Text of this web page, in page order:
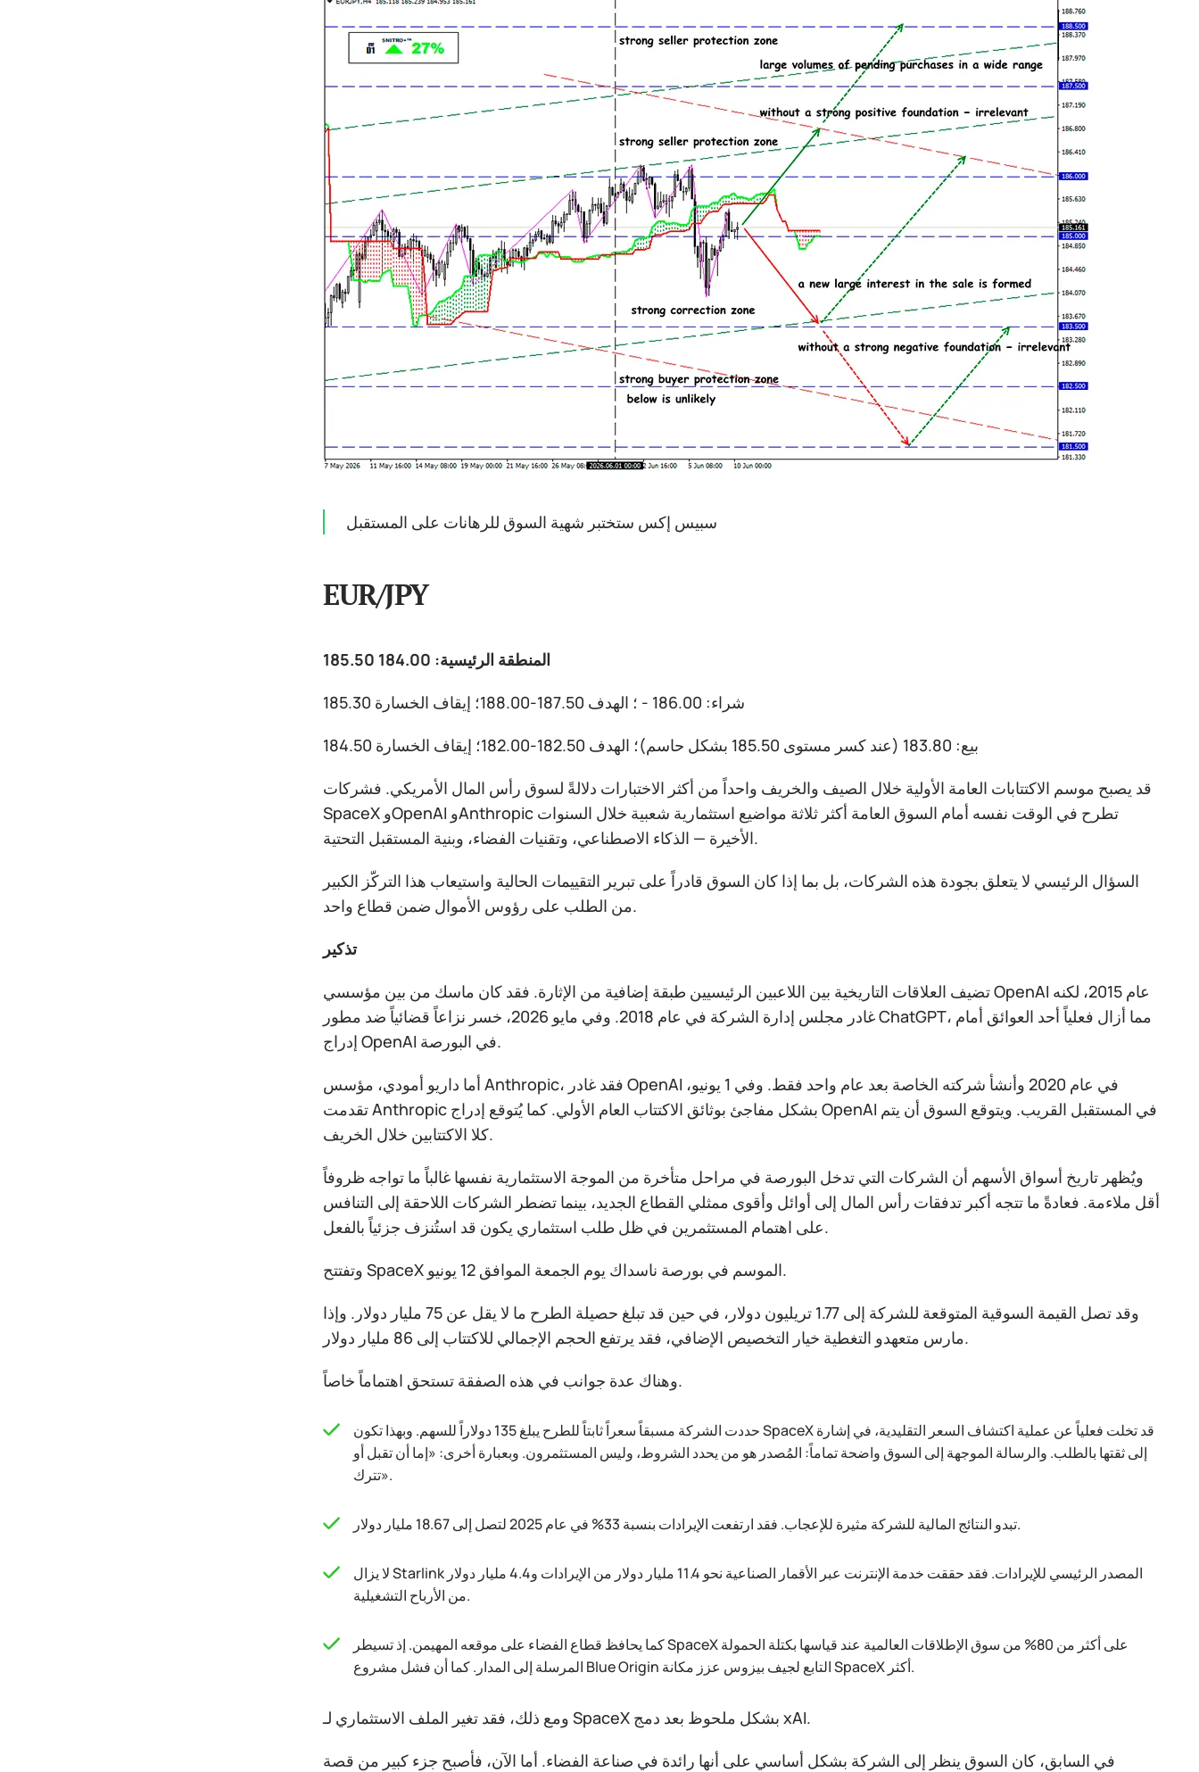
سبيس إكس ستختبر شهية السوق للرهانات على المستقبل
EUR/JPY
المنطقة الرئيسية: 184.00 185.50
شراء: 186.00 - ؛ الهدف 187.50-188.00؛ إيقاف الخسارة 185.30
بيع: 183.80 (عند كسر مستوى 185.50 بشكل حاسم)؛ الهدف 182.50-182.00؛ إيقاف الخسارة 184.50
قد يصبح موسم الاكتتابات العامة الأولية خلال الصيف والخريف واحداً من أكثر الاختبارات دلالةً لسوق رأس المال الأمريكي. فشركات
SpaceX وOpenAI وAnthropic تطرح في الوقت نفسه أمام السوق العامة أكثر ثلاثة مواضيع استثمارية شعبية خلال السنوات
الأخيرة — الذكاء الاصطناعي، وتقنيات الفضاء، وبنية المستقبل التحتية.
السؤال الرئيسي لا يتعلق بجودة هذه الشركات، بل بما إذا كان السوق قادراً على تبرير التقييمات الحالية واستيعاب هذا التركّز الكبير
من الطلب على رؤوس الأموال ضمن قطاع واحد.
تذكير
تضيف العلاقات التاريخية بين اللاعبين الرئيسيين طبقة إضافية من الإثارة. فقد كان ماسك من بين مؤسسي OpenAI عام 2015، لكنه
غادر مجلس إدارة الشركة في عام 2018. وفي مايو 2026، خسر نزاعاً قضائياً ضد مطور ChatGPT، مما أزال فعلياً أحد العوائق أمام
إدراج OpenAI في البورصة.
أما داريو أمودي، مؤسس Anthropic، فقد غادر OpenAI في عام 2020 وأنشأ شركته الخاصة بعد عام واحد فقط. وفي 1 يونيو،
تقدمت Anthropic بشكل مفاجئ بوثائق الاكتتاب العام الأولي. كما يُتوقع إدراج OpenAI في المستقبل القريب. ويتوقع السوق أن يتم
كلا الاكتتابين خلال الخريف.
ويُظهر تاريخ أسواق الأسهم أن الشركات التي تدخل البورصة في مراحل متأخرة من الموجة الاستثمارية نفسها غالباً ما تواجه ظروفاً
أقل ملاءمة. فعادةً ما تتجه أكبر تدفقات رأس المال إلى أوائل وأقوى ممثلي القطاع الجديد، بينما تضطر الشركات اللاحقة إلى التنافس
على اهتمام المستثمرين في ظل طلب استثماري يكون قد استُنزف جزئياً بالفعل.
وتفتتح SpaceX الموسم في بورصة ناسداك يوم الجمعة الموافق 12 يونيو.
وقد تصل القيمة السوقية المتوقعة للشركة إلى 1.77 تريليون دولار، في حين قد تبلغ حصيلة الطرح ما لا يقل عن 75 مليار دولار. وإذا
مارس متعهدو التغطية خيار التخصيص الإضافي، فقد يرتفع الحجم الإجمالي للاكتتاب إلى 86 مليار دولار.
وهناك عدة جوانب في هذه الصفقة تستحق اهتماماً خاصاً.
حددت الشركة مسبقاً سعراً ثابتاً للطرح يبلغ 135 دولاراً للسهم. وبهذا تكون SpaceX قد تخلت فعلياً عن عملية اكتشاف السعر التقليدية، في إشارة
إلى ثقتها بالطلب. والرسالة الموجهة إلى السوق واضحة تماماً: المُصدر هو من يحدد الشروط، وليس المستثمرون. وبعبارة أخرى: «إما أن تقبل أو
تترك».
تبدو النتائج المالية للشركة مثيرة للإعجاب. فقد ارتفعت الإيرادات بنسبة 33% في عام 2025 لتصل إلى 18.67 مليار دولار.
لا يزال Starlink المصدر الرئيسي للإيرادات. فقد حققت خدمة الإنترنت عبر الأقمار الصناعية نحو 11.4 مليار دولار من الإيرادات و4.4 مليار دولار
من الأرباح التشغيلية.
كما يحافظ قطاع الفضاء على موقعه المهيمن. إذ تسيطر SpaceX على أكثر من 80% من سوق الإطلاقات العالمية عند قياسها بكتلة الحمولة
المرسلة إلى المدار. كما أن فشل مشروع Blue Origin التابع لجيف بيزوس عزز مكانة SpaceX أكثر.
ومع ذلك، فقد تغير الملف الاستثماري لـ SpaceX بشكل ملحوظ بعد دمج xAI.
في السابق، كان السوق ينظر إلى الشركة بشكل أساسي على أنها رائدة في صناعة الفضاء. أما الآن، فأصبح جزء كبير من قصة